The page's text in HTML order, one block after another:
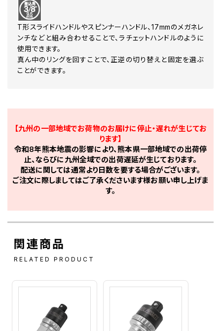
T形スライドハンドルやスピンナーハンドル、17mmのメガネレ
ンチなどと組み合わせることで、ラチェットハンドルのように
使用できます。
真ん中のリングを回すことで、正逆の切り替えと固定を選ぶ
ことができます。
【九州の一部地域でお荷物のお届けに停止・遅れが生じてお
ります】
令和8年熊本地震の影響により、熊本県一部地域での出荷停
止、ならびに九州全域での出荷遅延が生じております。
配送に関しては通常より日数を要する場合がございます。
ご注文に際しましてはご了承くださいます様お願い申し上げま
す。
関連商品
RELATED PRODUCT